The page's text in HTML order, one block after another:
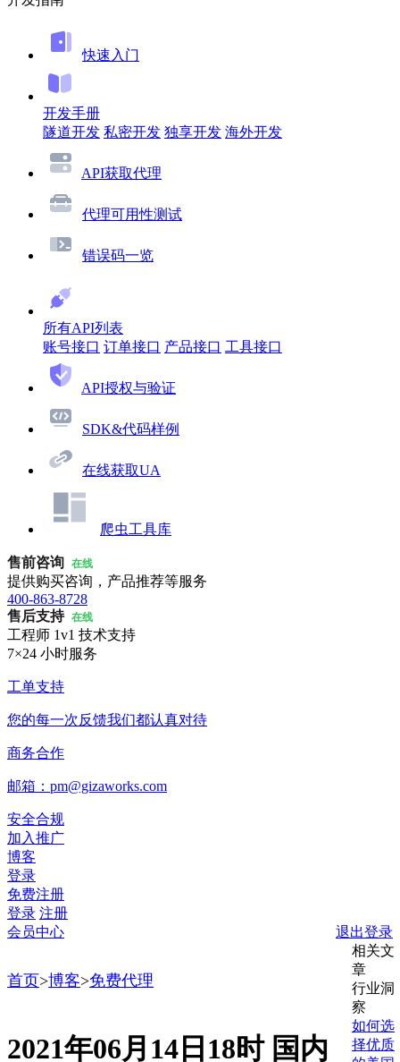
快速入门
开发手册
隧道开发 私密开发 独享开发 海外开发
API获取代理
代理可用性测试
错误码一览
所有API列表
账号接口 订单接口 产品接口 工具接口
API授权与验证
SDK&代码样例
在线获取UA
爬虫工具库
售前咨询 在线
提供购买咨询，产品推荐等服务
400-863-8728
售后支持 在线
工程师 1v1 技术支持
7×24 小时服务
工单支持
您的每一次反馈我们都认真对待
商务合作
邮箱：pm@gizaworks.com
安全合规
加入推广
博客
登录
免费注册
登录 注册
会员中心
退出登录
首页>博客>免费代理
2021年06月14日18时 国内
相关文
章
行业洞
察
如何选
择优质